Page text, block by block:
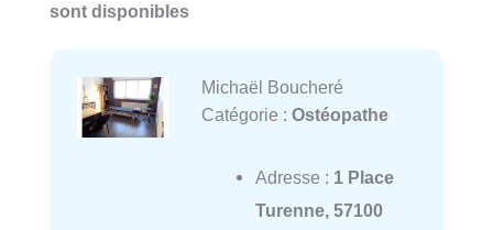
sont disponibles
Michaël Boucheré
Catégorie : Ostéopathe
Adresse : 1 Place
Turenne, 57100